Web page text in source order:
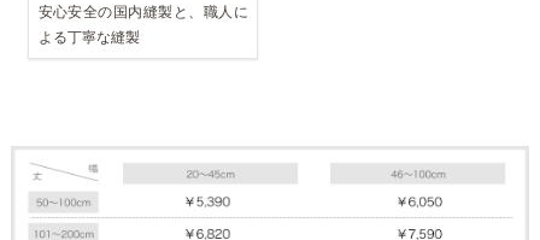
安心安全の国内縫製と、職人に
よる丁寧な縫製